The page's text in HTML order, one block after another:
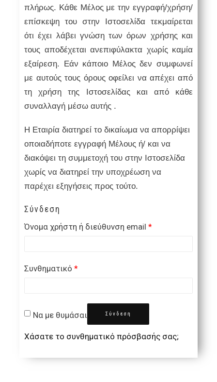
πλήρως. Κάθε Μέλος με την εγγραφή/χρήση/
επίσκεψη του στην Ιστοσελίδα τεκμαίρεται
ότι έχει λάβει γνώση των όρων χρήσης και
τους αποδέχεται ανεπιφύλακτα χωρίς καμία
εξαίρεση. Εάν κάποιο Μέλος δεν συμφωνεί
με αυτούς τους όρους οφείλει να απέχει από
τη χρήση της Ιστοσελίδας και από κάθε
συναλλαγή μέσω αυτής .
Η Εταιρία διατηρεί το δικαίωμα να απορρίψει
οποιαδήποτε εγγραφή Μέλους ή/ και να
διακόψει τη συμμετοχή του στην Ιστοσελίδα
χωρίς να διατηρεί την υποχρέωση να
παρέχει εξηγήσεις προς τούτο.
Σύνδεση
Όνομα χρήστη ή διεύθυνση email *
Συνθηματικό *
Να με θυμάσαι Σύνδεση
Χάσατε το συνθηματικό πρόσβασής σας;